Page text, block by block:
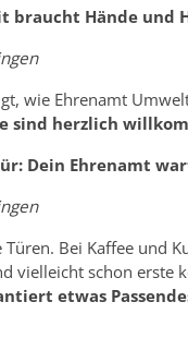
braucht Hände und
wie Ehrenamt
sind herzlich
Dein Ehrenamt
Bei Kaffee und
vielleicht schon erste
etwas